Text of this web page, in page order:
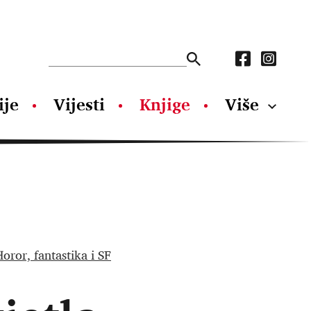
Vijesti Knjige Više
fantastika i SF